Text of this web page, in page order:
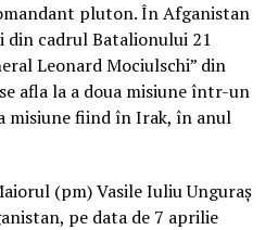
pluton. În Afganistan
din cadrul Batalionului 21
Leonard Mociulschi” din
afla la a doua misiune într-un
misiune fiind în Irak, în anul
(pm) Vasile Iuliu Unguraş
pe data de 7 aprilie